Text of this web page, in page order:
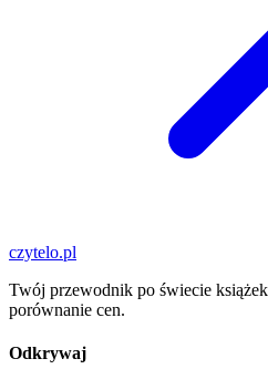
czytelo.pl
Twój przewodnik po świecie
porównanie cen.
Odkrywaj